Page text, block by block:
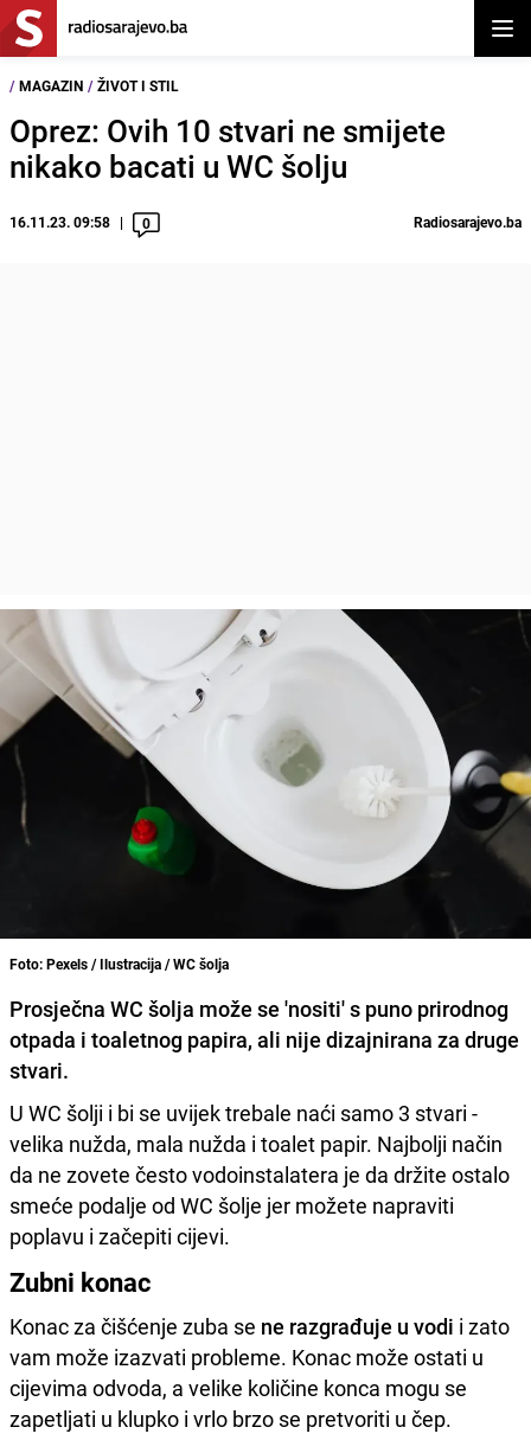
/ MAGAZIN / ŽIVOT I STIL
Oprez: Ovih 10 stvari ne smijete
nikako bacati u WC šolju
16.11.23. 09:58 0 Radiosarajevo.ba
Foto: Pexels / Ilustracija / WC šolja
Prosječna WC šolja može se 'nositi' s puno prirodnog
otpada i toaletnog papira, ali nije dizajnirana za druge
stvari.
U WC šolji i bi se uvijek trebale naći samo 3 stvari -
velika nužda, mala nužda i toalet papir. Najbolji način
da ne zovete često vodoinstalatera je da držite ostalo
smeće podalje od WC šolje jer možete napraviti
poplavu i začepiti cijevi.
Zubni konac
Konac za čišćenje zuba se ne razgrađuje u vodi i zato
vam može izazvati probleme. Konac može ostati u
cijevima odvoda, a velike količine konca mogu se
zapetljati u klupko i vrlo brzo se pretvoriti u čep.